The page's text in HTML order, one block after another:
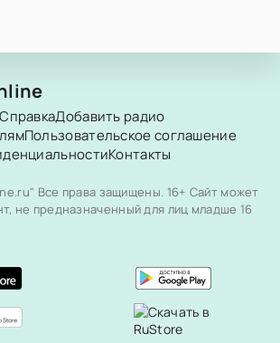
СправкаДобавить радио
Пользовательское соглашение
Контакты
Все права защищены. 16+ Сайт может
не предназначенный для лиц младше 16